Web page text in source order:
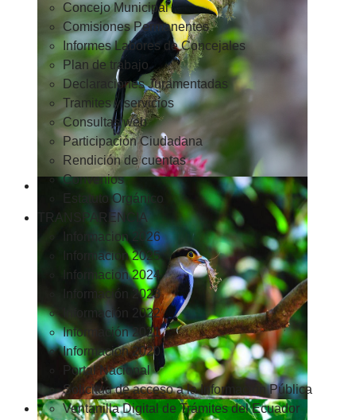
Concejo Municipal
Comisiones Permanentes
Informes Labores de Concejales
Plan de trabajo
Declaraciones Juramentadas
Tramites y servicios
Consultas web
Participación Ciudadana
Rendición de cuentas
Convenios
Estatuto Orgánico
TRANSPARENCIA
Informacion 2026
Informacion 2025
Informacion 2024
Información 2023
Información 2022
Información 2021
Información 2020
Portal Nacional
Solicitud de acceso a la Información Pública
Ventanilla Digital de Trámites del Ecuador